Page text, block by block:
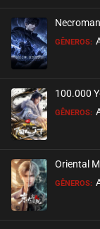
GÊNEROS:
100.000
GÊNEROS:
Oriental
GÊNEROS: